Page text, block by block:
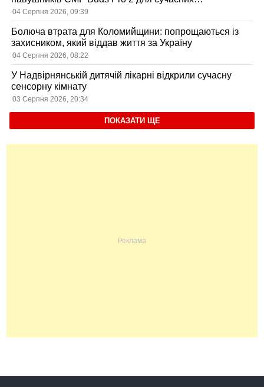
користувачів
04 Серпня 2026, 09:39
Болюча втрата для Коломийщини: попрощаються із
захисником, який віддав життя за Україну
04 Серпня 2026, 08:22
У Надвірнянській дитячій лікарні відкрили сучасну
сенсорну кімнату
03 Серпня 2026, 20:34
ПОКАЗАТИ ЩЕ